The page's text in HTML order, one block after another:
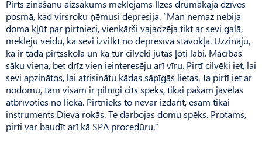
Pirts zināšanu aizsākums meklējams Ilzes drūmākajā dzīves
posmā, kad virsroku ņēmusi depresija. “Man nemaz nebija
doma kļūt par pirtnieci, vienkārši vajadzēja tikt ar sevi galā,
meklēju veidu, kā sevi izvilkt no depresīvā stāvokļa. Uzzināju,
ka ir tāda pirtsskola un ka tur cilvēki jūtas ļoti labi. Mācības
sāku viena, bet drīz vien ieinteresēju arī vīru. Pirtī cilvēki iet, lai
sevi apzinātos, lai atrisinātu kādas sāpīgās lietas. Ja pirtī iet ar
nodomu, tam visam ir pilnīgi cits spēks, tikai pašam jāvēlas
atbrīvoties no liekā. Pirtnieks to nevar izdarīt, esam tikai
instruments Dieva rokās. Te darbojas domu spēks. Protams,
pirti var baudīt arī kā SPA procedūru.”